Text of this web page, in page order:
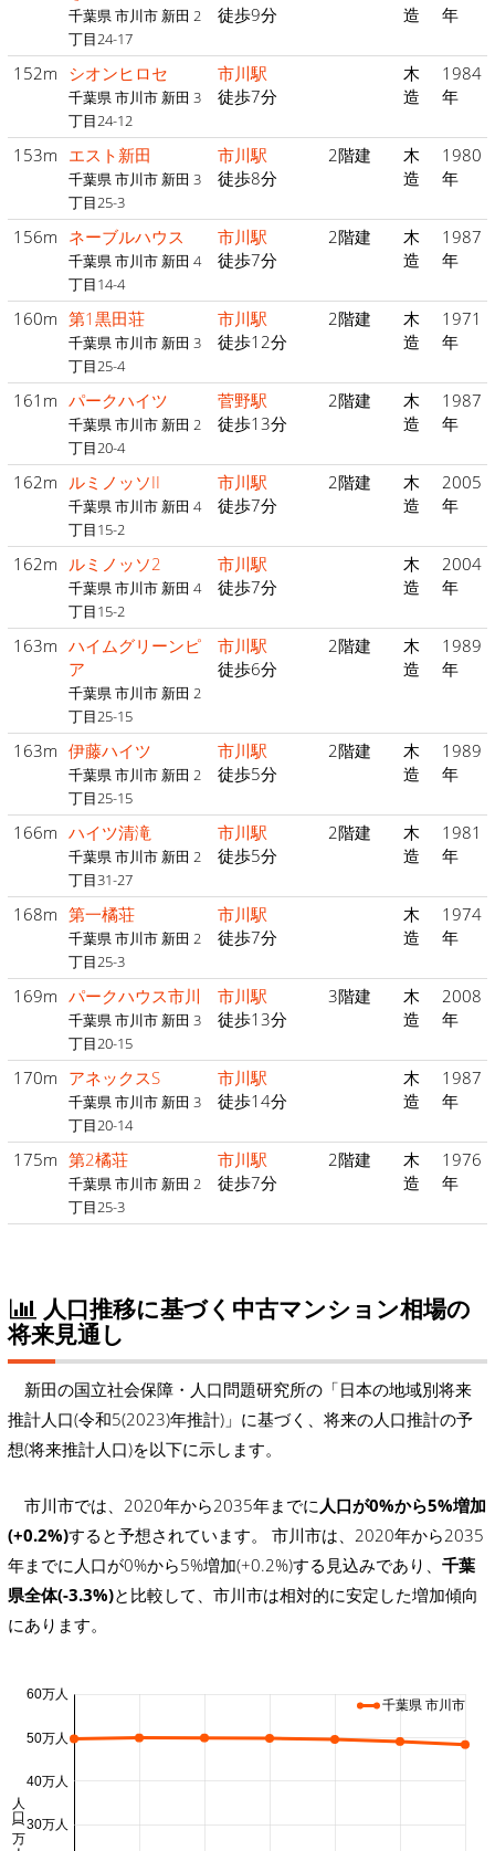
千葉県 市川市 新田 2
丁目24-17
徒歩9分
造
年
152m シオンヒロセ
千葉県 市川市 新田 3
丁目24-12
市川駅
徒歩7分
木
造
1984
年
153m エスト新田
千葉県 市川市 新田 3
丁目25-3
市川駅
徒歩8分
2階建
木
造
1980
年
156m ネーブルハウス
千葉県 市川市 新田 4
丁目14-4
市川駅
徒歩7分
2階建
木
造
1987
年
160m 第1黒田荘
千葉県 市川市 新田 3
丁目25-4
市川駅
徒歩12分
2階建
木
造
1971
年
161m パークハイツ
千葉県 市川市 新田 2
丁目20-4
菅野駅
徒歩13分
2階建
木
造
1987
年
162m ルミノッソII
千葉県 市川市 新田 4
丁目15-2
市川駅
徒歩7分
2階建
木
造
2005
年
162m ルミノッソ2
千葉県 市川市 新田 4
丁目15-2
市川駅
徒歩7分
木
造
2004
年
163m ハイムグリーンピ
ア
千葉県 市川市 新田 2
丁目25-15
市川駅
徒歩6分
2階建
木
造
1989
年
163m 伊藤ハイツ
千葉県 市川市 新田 2
丁目25-15
市川駅
徒歩5分
2階建
木
造
1989
年
166m ハイツ清滝
千葉県 市川市 新田 2
丁目31-27
市川駅
徒歩5分
2階建
木
造
1981
年
168m 第一橘荘
千葉県 市川市 新田 2
丁目25-3
市川駅
徒歩7分
木
造
1974
年
169m パークハウス市川
千葉県 市川市 新田 3
丁目20-15
市川駅
徒歩13分
3階建
木
造
2008
年
170m アネックスS
千葉県 市川市 新田 3
丁目20-14
市川駅
徒歩14分
木
造
1987
年
175m 第2橘荘
千葉県 市川市 新田 2
丁目25-3
市川駅
徒歩7分
2階建
木
造
1976
年
人口推移に基づく中古マンション相場の
将来見通し
新田の国立社会保障・人口問題研究所の「日本の地域別将来
推計人口(令和5(2023)年推計)」に基づく、将来の人口推計の予
想(将来推計人口)を以下に示します。
市川市では、2020年から2035年までに 人口が0%から5%増加
(+0.2%)すると予想されています。 市川市は、2020年から2035
年までに人口が0%から5%増加(+0.2%)する見込みであり、 千葉
県全体(-3.3%)と比較して、市川市は相対的に安定した増加傾向
にあります。
30万人
40万人
50万人
60万人
人口 (万人)
千葉県 市川市